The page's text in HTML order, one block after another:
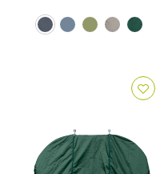
negru (Anthracite)
culoarea mării (Brisa)
măslin (Olive)
gri (Taupe)
verde (Verde)